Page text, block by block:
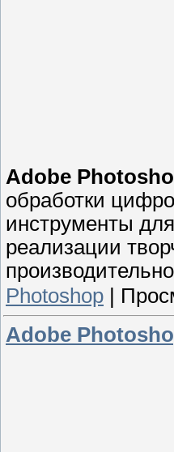
Adobe
обработки
инструменты
реализации
Photoshop
Adobe